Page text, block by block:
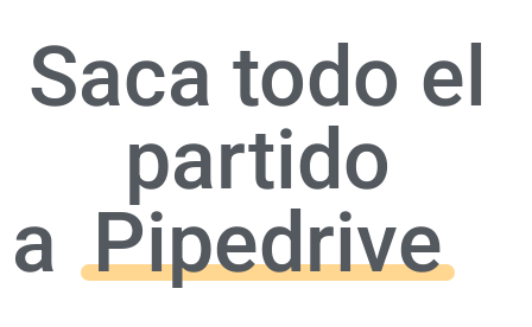
Saca todo el
partido
a Pipedrive